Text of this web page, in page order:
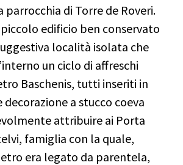
parrocchia di Torre de Roveri.
edificio ben conservato
località isolata che
un ciclo di affreschi
Baschenis, tutti inseriti in
decorazione a stucco coeva
attribuire ai Porta
famiglia con la quale,
era legato da parentela,